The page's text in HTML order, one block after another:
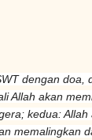
dengan doa,
Allah akan
kedua: Allah
memalingkan